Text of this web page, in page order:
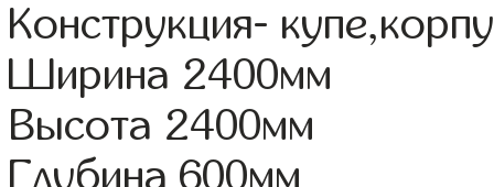
Конструкция-
Ширина 2400мм
Высота 2400мм
Глубина 600мм